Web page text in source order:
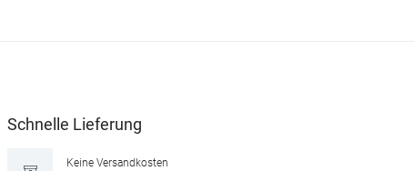
Schnelle Lieferung
Keine Versandkosten